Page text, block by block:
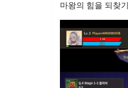
마왕의 힘을 되찾